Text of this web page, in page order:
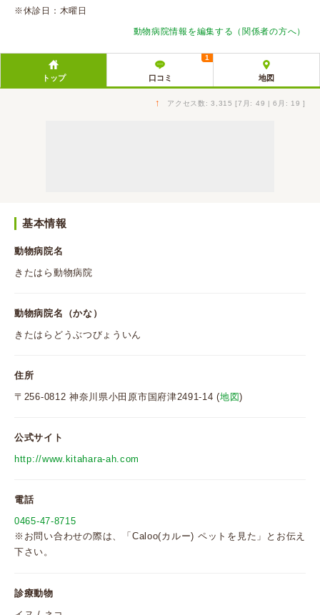
口コミ投稿
※休診日：木曜日
動物病院情報を編集する（関係者の方へ）
トップ 口コミ
1
地図
↑ アクセス数: 3,315 [7月: 49 | 6月: 19 ]
基本情報
動物病院名
きたはら動物病院
動物病院名（かな）
きたはらどうぶつびょういん
住所
〒256-0812 神奈川県小田原市国府津2491-14 (地図)
公式サイト
http://www.kitahara-ah.com
電話
0465-47-8715
※お問い合わせの際は、「Caloo(カルー) ペットを見た」とお伝え
下さい。
診療動物